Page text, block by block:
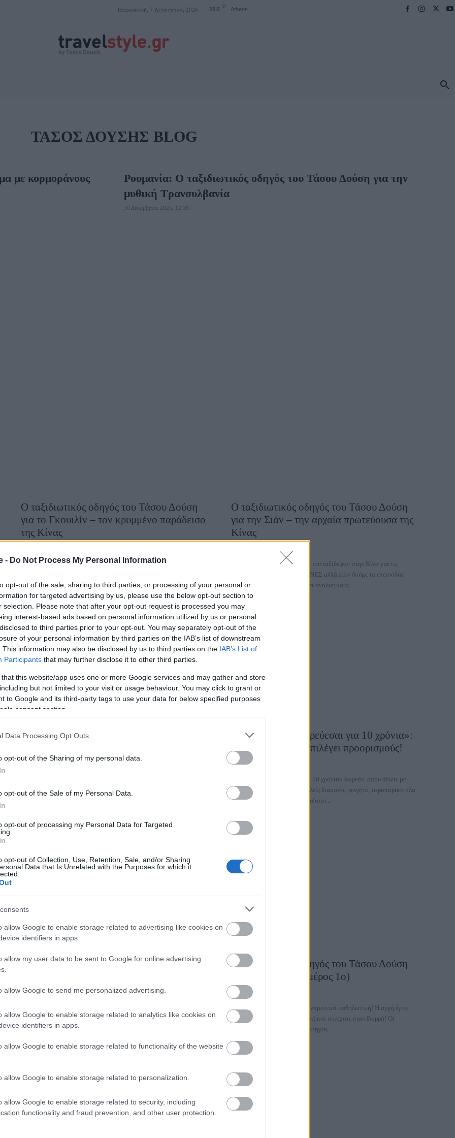
- Do Not Process My Personal Information
opt-out of the sale, sharing to third parties, or processing of your personal or
for targeted advertising by us, please use the below opt-out section to
selection. Please note that after your opt-out request is processed you may
interest-based ads based on personal information utilized by us or personal
to third parties prior to your opt-out. You may separately opt-out of the
of your personal information by third parties on the IAB’s list of downstream
This information may also be disclosed by us to third parties on the IAB’s List of
Participants that may further disclose it to other third parties.
that this website/app uses one or more Google services and may gather and store
but not limited to your visit or usage behaviour. You may click to grant or
to Google and its third-party tags to use your data for below specified purposes
consent section.
Data Processing Opt Outs
opt-out of the Sharing of my personal data.
opt-out of the Sale of my Personal Data.
opt-out of processing my Personal Data for Targeted
opt-out of Collection, Use, Retention, Sale, and/or Sharing
Data that Is Unrelated with the Purposes for which it
allow Google to enable storage related to advertising like cookies on
identifiers in apps.
allow my user data to be sent to Google for online advertising
allow Google to send me personalized advertising.
allow Google to enable storage related to analytics like cookies on
identifiers in apps.
allow Google to enable storage related to functionality of the website
allow Google to enable storage related to personalization.
allow Google to enable storage related to security, including
functionality and fraud prevention, and other user protection.
Παρασκευή, 7 Αυγούστου, 2026 28.5 C Athens
ΤΆΣΟΣ ΔΟΎΣΗΣ BLOG
με κορμοράνους
Ρουμανία: Ο ταξιδιωτικός οδηγός του Τάσου Δούση για την
μυθική Τρανσυλβανία
30 Δεκεμβρίου 2025, 12:16
Ο ταξιδιωτικός οδηγός του Τάσου Δούση
για το Γκουιλίν – τον κρυμμένο παράδεισο
της Κίνας
Ο Τάσος Δούσης και η ομάδα του ταξίδεψαν στην Κίνα για τις
στην τηλεόραση ο ίδιος γράφει αναλυτικoύς...
Ο ταξιδιωτικός οδηγός του Τάσου Δούση
για την Σιάν – την αρχαία πρωτεύουσα της
Κίνας
Ο Τάσος Δούσης και η ομάδα του ταξίδεψαν στην Κίνα για τις
επόμενες εντυπωσιακές ΕΙΚΟΝΕΣ αλλά πριν δούμε τα επεισόδια
στην τηλεόραση ο ίδιος γράφει αναλυτικoύς...
Τίρανα: Ο «άγνωστος» γείτονας είναι μια
Δούσης την αποκαλύπτει
Ο Τάσος Δούσης βρεθηκε 48 ώρες στα Τίρανα μαζί με
«Όσα ταξίδια ονειρεύεσαι για 10 χρόνια»:
Ο Τάσος Δούσης επιλέγει προορισμούς!
31 Οκτωβρίου 2025, 13:02
«Όσα ταξίδια ονειρεύεσαι για 10 χρόνια» δωρεάν, όπου θέλεις με
αυτόν που θέλεις… με πολυτελείς διαμονές, φαγητό, αεροπορικά όλα
πληρωμένα! Σχετικά με έναν τέτοιο...
Σαουδική Αραβία: Ο ταξιδιωτικός οδηγός
προορισμό
Ο Τάσος Δούσης και η ομάδα του ταξίδεψαν στη Σαουδική Αραβία
για τις επόμενες εντυπωσιακές ΕΙΚΟΝΕΣ αλλά πριν δούμε τα
Ο ταξιδιωτικός οδηγός του Τάσου Δούση
για τη Νορβηγία (μέρος 1ο)
26 Σεπτεμβρίου 2025, 11:33
Η νέα σεζόν των ΕΙΚΟΝΩΝ αναμένεται καθηλωτική! Η αρχή έγινε
στην Ιταλία (Νάπολη - Αμάλφι) και συνέχισε στον Βορρά! Οι
ΕΙΚΟΝΕΣ ταξίδεψαν στη Νορβηγία,...